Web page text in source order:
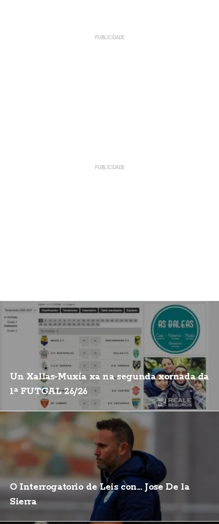
Un Xallas-Muxía xa na segunda xornada da
1ª FUTGAL 26/26
O Interrogatorio de Leis con... Jose De la
Sierra